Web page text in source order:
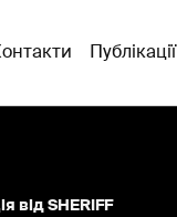
Публікації
від SHERIFF